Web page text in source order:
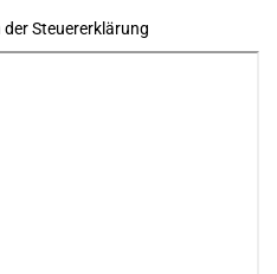
der Steuererklärung